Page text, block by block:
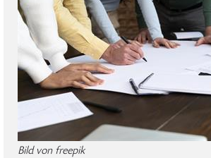
Bild von freepik